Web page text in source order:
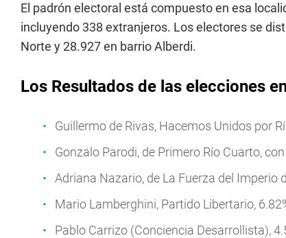
El padrón electoral está compuesto en esa
incluyendo 338 extranjeros. Los electores se
Norte y 28.927 en barrio Alberdi.
Los Resultados de las elecciones
Guillermo de Rivas, Hacemos Unidos por
Gonzalo Parodi, de Primero Río Cuarto,
Adriana Nazario, de La Fuerza del Imperio
Mario Lamberghini, Partido Libertario,
Pablo Carrizo (Conciencia Desarrollista),